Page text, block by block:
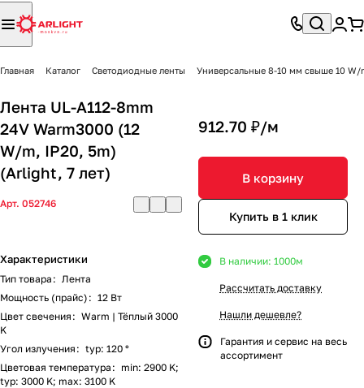
Главная Каталог Светодиодные ленты Универсальные 8-10 мм свыше 10 W/
Лента UL-A112-8mm
24V Warm3000 (12
W/m, IP20, 5m)
(Arlight, 7 лет)
Арт. 052746
Характеристики
Тип товара : Лента
Мощность (прайс) : 12 Вт
Цвет свечения : Warm | Тёплый 3000
K
Угол излучения : typ: 120 °
Цветовая температура : min: 2900 K;
typ: 3000 K; max: 3100 K
912.70 ₽/м
В корзину
Купить в 1 клик
В наличии: 1000м
Рассчитать доставку
Нашли дешевле?
Гарантия и сервис на весь
ассортимент